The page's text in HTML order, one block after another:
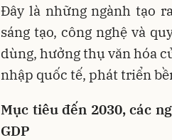
Đây là những ngành tạo
sáng tạo, công nghệ và
dùng, hưởng thụ văn hóa
nhập quốc tế, phát triển
Mục tiêu đến 2030, các
GDP